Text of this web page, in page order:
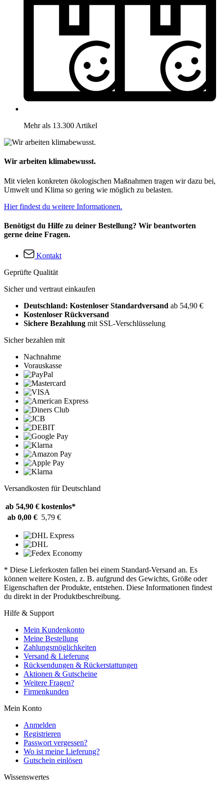
Mehr als 13.300 Artikel
Wir arbeiten klimabewusst.
Mit vielen konkreten ökologischen Maßnahmen tragen wir dazu bei,
Umwelt und Klima so gering wie möglich zu belasten.
Hier findest du weitere Informationen.
Benötigst du Hilfe zu deiner Bestellung? Wir beantworten
gerne deine Fragen.
Kontakt
Geprüfte Qualität
Sicher und vertraut einkaufen
Deutschland: Kostenloser Standardversand ab 54,90 €
Kostenloser Rückversand
Sichere Bezahlung mit SSL-Verschlüsselung
Sicher bezahlen mit
Nachnahme
Vorauskasse
Versandkosten für Deutschland
ab 54,90 € kostenlos*
ab 0,00 € 5,79 €
* Diese Lieferkosten fallen bei einem Standard-Versand an. Es
können weitere Kosten, z. B. aufgrund des Gewichts, Größe oder
Eigenschaften der Produkte, entstehen. Diese Informationen findest
du direkt in der Produktbeschreibung.
Hilfe & Support
Mein Kundenkonto
Meine Bestellung
Zahlungsmöglichkeiten
Versand & Lieferung
Rücksendungen & Rückerstattungen
Aktionen & Gutscheine
Weitere Fragen?
Firmenkunden
Mein Konto
Anmelden
Registrieren
Passwort vergessen?
Wo ist meine Lieferung?
Gutschein einlösen
Wissenswertes